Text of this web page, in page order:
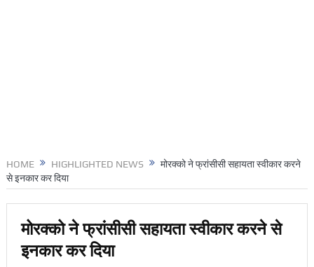
HOME HIGHLIGHTED NEWS
मोरक्को ने फ्रांसीसी सहायता स्वीकार करने
से इनकार कर दिया
मोरक्को ने फ्रांसीसी सहायता स्वीकार करने से
इनकार कर दिया